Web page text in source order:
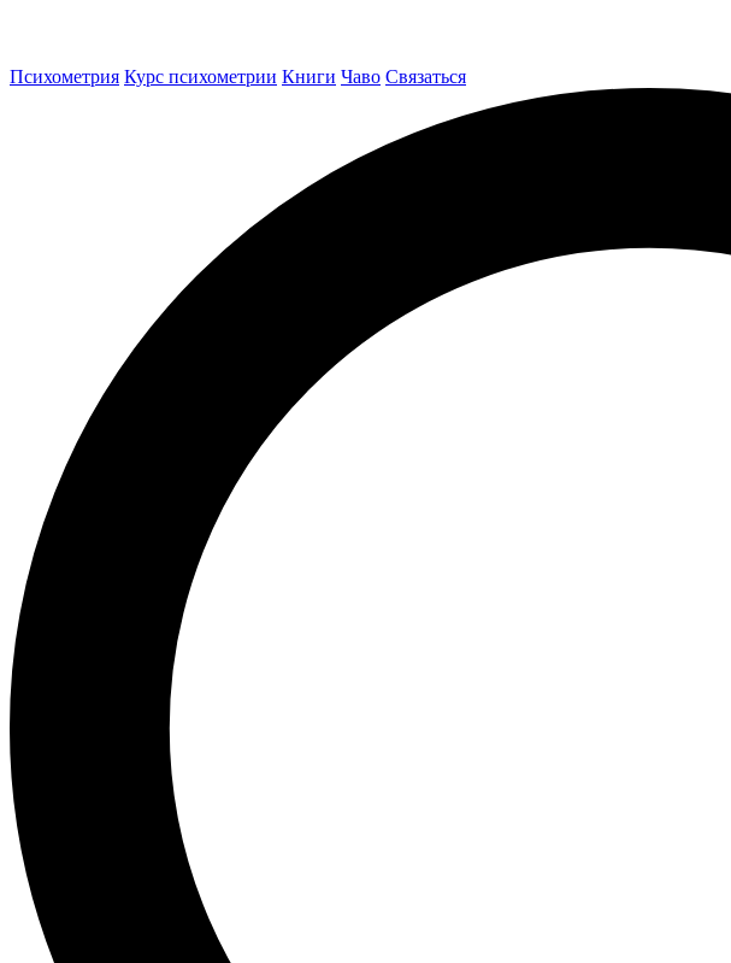
Психометрия Курс психометрии Книги Чаво Связаться